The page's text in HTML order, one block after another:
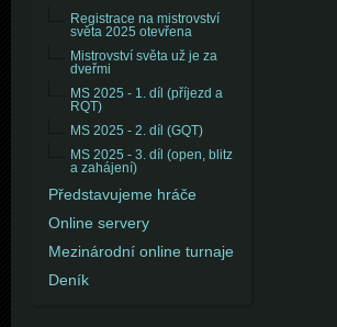
Registrace na mistrovství
světa 2025 otevřena
Mistrovství světa už je za
dveřmi
MS 2025 - 1. díl (příjezd a
RQT)
MS 2025 - 2. díl (GQT)
MS 2025 - 3. díl (open, blitz
a zahájení)
Představujeme hráče
Online servery
Mezinárodní online turnaje
Deník